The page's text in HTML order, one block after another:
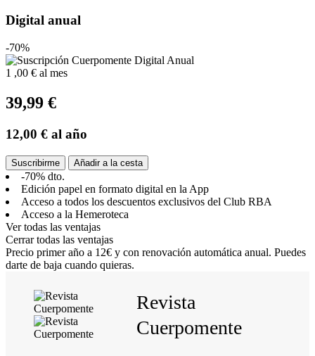
Digital anual
-70%
1 ,00 € al mes
39,99 €
12,00 € al año
Suscribirme Añadir a la cesta
-70% dto.
Edición papel en formato digital en la App
Acceso a todos los descuentos exclusivos del Club RBA
Acceso a la Hemeroteca
Ver todas las ventajas
Cerrar todas las ventajas
Precio primer año a 12€ y con renovación automática anual. Puedes
darte de baja cuando quieras.
Revista
Cuerpomente